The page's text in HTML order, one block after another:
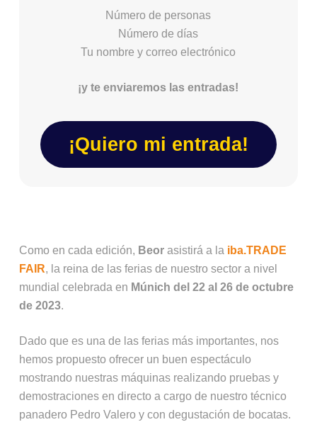
Número de personas
Número de días
Tu nombre y correo electrónico
¡y te enviaremos las entradas!
¡Quiero mi entrada!
Como en cada edición, Beorasistirá a la iba.TRADE
FAIR, la reina de las ferias de nuestro sector a nivel
mundial celebrada en Múnich del 22 al 26 de octubre
de 2023.
Dado que es una de las ferias más importantes, nos
hemos propuesto ofrecer un buen espectáculo
mostrando nuestras máquinas realizando pruebas y
demostraciones en directo a cargo de nuestro técnico
panadero Pedro Valero y con degustación de bocatas.